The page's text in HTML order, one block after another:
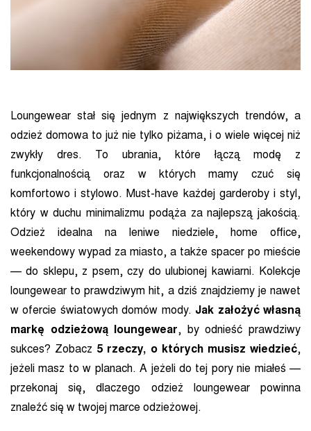
Loungewear stał się jednym z największych trendów, a
odzież domowa to już nie tylko piżama, i o wiele więcej niż
zwykły dres. To ubrania, które łączą modę z
funkcjonalnością oraz w których mamy czuć się
komfortowo i stylowo. Must-have każdej garderoby i styl,
który w duchu minimalizmu podąża za najlepszą jakością.
Odzież idealna na leniwe niedziele, home office,
weekendowy wypad za miasto, a także spacer po mieście
— do sklepu, z psem, czy do ulubionej kawiarni. Kolekcje
loungewear to prawdziwym hit, a dziś znajdziemy je nawet
w ofercie światowych domów mody. Jak założyć własną
markę odzieżową loungewear, by odnieść prawdziwy
sukces? Zobacz 5 rzeczy, o których musisz wiedzieć,
jeżeli masz to w planach. A jeżeli do tej pory nie miałeś —
przekonaj się, dlaczego odzież loungewear powinna
znaleźć się w twojej marce odzieżowej.